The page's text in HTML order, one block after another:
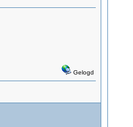
Gelogd